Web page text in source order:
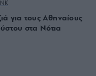
για τους Αθηναίους
στα Νότια